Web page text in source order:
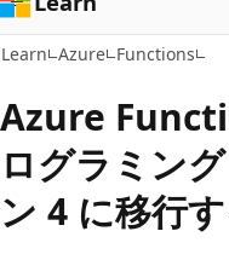
プ
Learn Azure Functions
Azure
ログラミン
ン 4 に移行